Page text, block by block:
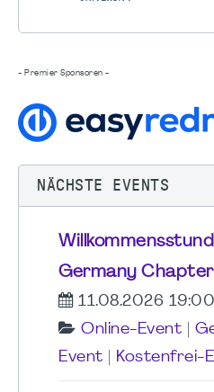
- Premier Sponsoren -
NÄCHSTE EVENTS
Germany
11.08.2026 19:00
Online-Event
Event
Kostenfrei-